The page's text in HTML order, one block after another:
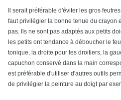
Il serait préférable d'éviter les gros
faut privilégier la bonne tenue du crayon
pas. Ils ne sont pas adaptés aux petits
les petits ont tendance à déboucher le
tonique, la droite pour les droitiers, la
capuchon conservé dans la main
est préférable d'utiliser d'autres outils
de privilégier la peinture au doigt par